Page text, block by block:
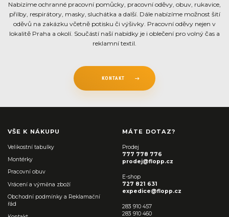
Nabízíme ochranné pracovní pomůcky, pracovní oděvy, obuv, rukavice,
přilby, respirátory, masky, sluchátka a další. Dále nabízíme možnost šití
oděvů na zakázku včetně potisku či výšivky. Pracovní oděvy nejen v
lokalitě Praha a okolí. Součástí naší nabídky je i oblečení pro volný čas a
reklamní textil.
KONTAKT
VŠE K NÁKUPU
Velikostní tabulky
Montérky
Pracovní obuv
Vrácení a výměna zboží
Obchodní podmínky a Reklamační
řád
MÁTE DOTAZ?
Prodej
777 778 776
prodej@flopp.cz
E-shop
727 821 631
expedice@flopp.cz
283 910 457
283 910 460